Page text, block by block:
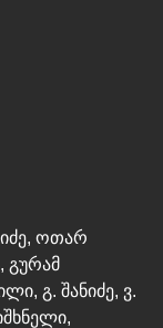
, ოთარ
, გურამ
, გ. შანიძე, ვ.
,